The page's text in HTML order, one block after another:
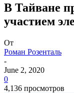
В Тайване
участием
От
Роман Розенталь
-
June 2, 2020
0
4,136 просмотров